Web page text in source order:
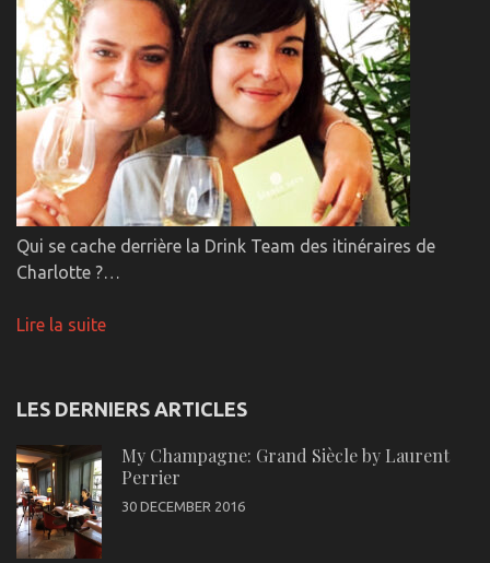
Qui se cache derrière la Drink Team des itinéraires de
Charlotte ?…
Lire la suite
LES DERNIERS ARTICLES
My Champagne: Grand Siècle by Laurent
Perrier
30 DECEMBER 2016